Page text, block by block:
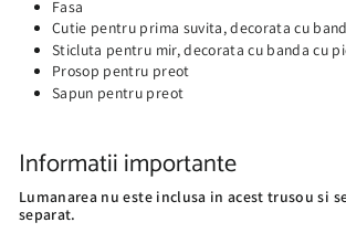
Fasa
Cutie pentru prima suvita, decorata cu
Sticluta pentru mir, decorata cu banda cu
Prosop pentru preot
Sapun pentru preot
Informatii importante
Lumanarea nu este inclusa in acest trusou si
separat.